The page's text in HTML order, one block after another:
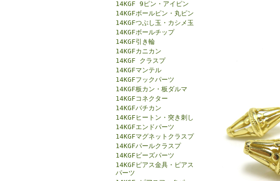
14KGF 9ピン・アイピン
14KGFボールピン・丸ピン
14KGFつぶし玉・カシメ玉
14KGFボールチップ
14KGF引き輪
14KGFカニカン
14KGF クラスプ
14KGFマンテル
14KGFフックパーツ
14KGF板カン・板ダルマ
14KGFコネクター
14KGFバチカン
14KGFヒートン・突き刺し
14KGFエンドパーツ
14KGFマグネットクラスプ
14KGFパールクラスプ
14KGFビーズパーツ
14KGFピアス金具・ピアス
パーツ